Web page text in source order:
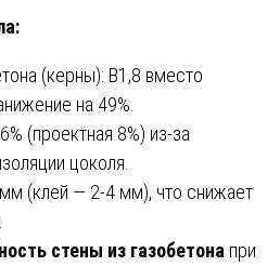
(керны): B1,8 вместо
на 49%.
(проектная 8%) из-за
цоколя.
(клей — 2-4 мм), что снижает
стены из газобетона при